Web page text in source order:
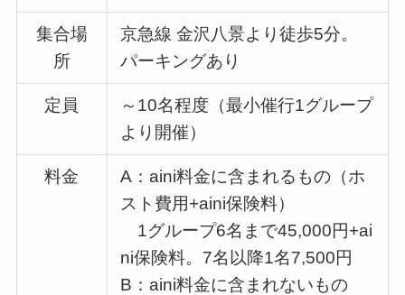
集合場
所
京急線 金沢八景より徒歩5分。
パーキングあり
定員
～10名程度（最小催行1グループ
より開催）
料金
A：aini料金に含まれるもの（ホ
スト費用+aini保険料）
1グループ6名まで45,000円+ai
ni保険料。7名以降1名7,500円
B：aini料金に含まれないもの